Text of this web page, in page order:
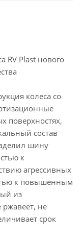
RV Plast нового
колеса со
поверхностях,
состав
шину
к
агрессивных
к повышенным
из
ржавеет, не
срок